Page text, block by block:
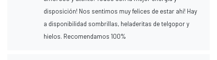
disposición! Nos sentimos muy felices de estar ahí! Hay
a disponibilidad sombrillas, heladeritas de telgopor y
hielos. Recomendamos 100%